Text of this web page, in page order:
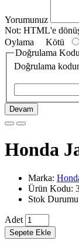
Yorumunuz
Not: HTML'e
Oylama Kötü
Doğrulama Kodu
Doğrulama
Devam
Honda
Marka:
Ürün Kodu:
Stok
Adet
Sepete Ekle